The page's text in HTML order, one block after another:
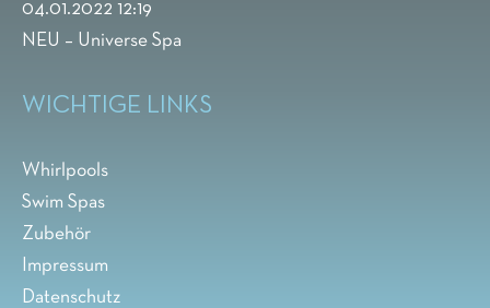
04.01.2022 12:19
NEU – Universe Spa
WICHTIGE LINKS
Whirlpools
Swim Spas
Zubehör
Impressum
Datenschutz